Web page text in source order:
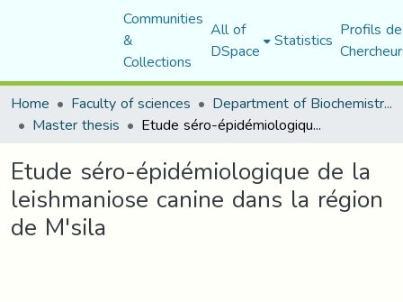
Communities
&
Collections
All of
DSpace Statistics Profils
Home
Faculty of sciences Department of Biochemistry and Microbiology
Master thesis Etude séro-épidémiologique de la leishmaniose canine dans la région de M'sila
Etude séro-épidémiologique de la
leishmaniose canine dans la région
de M'sila